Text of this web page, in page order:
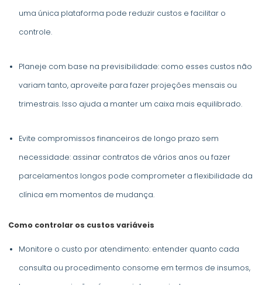
uma única plataforma pode reduzir custos e facilitar o
controle.
Planeje com base na previsibilidade: como esses custos não
variam tanto, aproveite para fazer projeções mensais ou
trimestrais. Isso ajuda a manter um caixa mais equilibrado.
Evite compromissos financeiros de longo prazo sem
necessidade: assinar contratos de vários anos ou fazer
parcelamentos longos pode comprometer a flexibilidade da
clínica em momentos de mudança.
Como controlar os custos variáveis
Monitore o custo por atendimento: entender quanto cada
consulta ou procedimento consome em termos de insumos,